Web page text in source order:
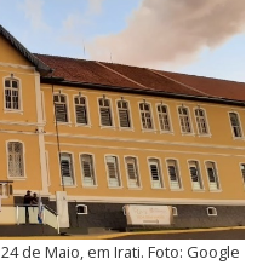
de Maio, em Irati. Foto: Google